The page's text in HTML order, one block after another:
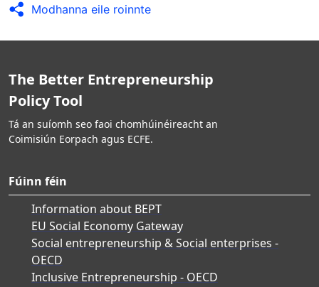
Modhanna eile roinnte
The Better Entrepreneurship
Policy Tool
Tá an suíomh seo faoi chomhúinéireacht an
Coimisiún Eorpach agus ECFE.
Fúinn féin
Information about BEPT
EU Social Economy Gateway
Social entrepreneurship & Social enterprises -
OECD
Inclusive Entrepreneurship - OECD